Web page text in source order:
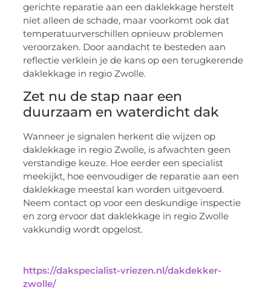
gerichte reparatie aan een daklekkage herstelt
niet alleen de schade, maar voorkomt ook dat
temperatuurverschillen opnieuw problemen
veroorzaken. Door aandacht te besteden aan
reflectie verklein je de kans op een terugkerende
daklekkage in regio Zwolle.
Zet nu de stap naar een
duurzaam en waterdicht dak
Wanneer je signalen herkent die wijzen op
daklekkage in regio Zwolle, is afwachten geen
verstandige keuze. Hoe eerder een specialist
meekijkt, hoe eenvoudiger de reparatie aan een
daklekkage meestal kan worden uitgevoerd.
Neem contact op voor een deskundige inspectie
en zorg ervoor dat daklekkage in regio Zwolle
vakkundig wordt opgelost.
https://dakspecialist-vriezen.nl/dakdekker-
zwolle/